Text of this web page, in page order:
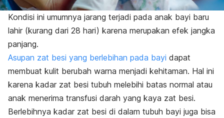
Kondisi ini umumnya jarang terjadi pada anak bayi baru
lahir (kurang dari 28 hari) karena merupakan efek jangka
panjang.
Asupan zat besi yang berlebihan pada bayi dapat
membuat kulit berubah warna menjadi kehitaman. Hal ini
karena kadar zat besi tubuh melebihi batas normal atau
anak menerima transfusi darah yang kaya zat besi.
Berlebihnya kadar zat besi di dalam tubuh bayi juga bisa